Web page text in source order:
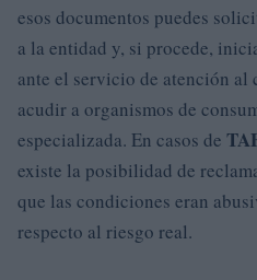
esos documentos puedes
a la entidad y, si procede,
ante el servicio de atención
acudir a organismos de
especializada. En casos de
existe la posibilidad de
que las condiciones eran
respecto al riesgo real.